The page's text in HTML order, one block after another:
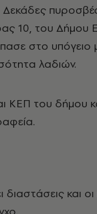
Δεκάδες
10, του Δήμου
στο υπόγειο
λαδιών.
ΚΕΠ του δήμου
διαστάσεις και